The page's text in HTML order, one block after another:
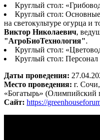
Круглый стол:
Круглый стол:
на светокультуре огурца и
Виктор Николаевич,
"АгроБиоТехнология".
Круглый стол:
Круглый стол:
Даты проведения:
Место проведения: г.
«Богатырь» (Олимпийский
Сайт: https://